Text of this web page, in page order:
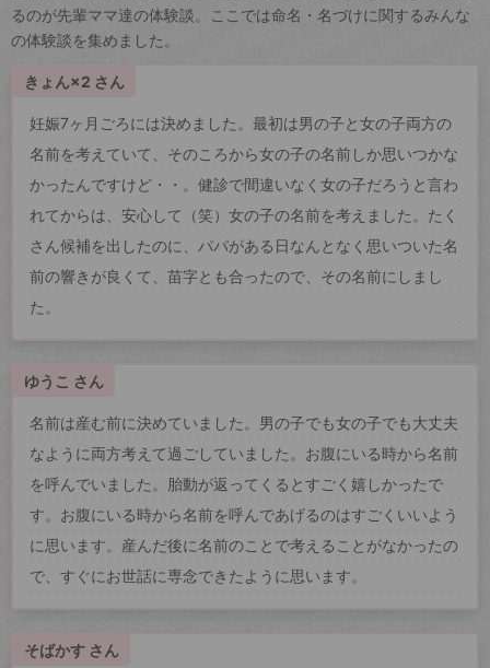
るのが先輩ママ達の体験談。ここでは命名・名づけに関するみんな
の体験談を集めました。
きょん×2 さん
妊娠7ヶ月ごろには決めました。最初は男の子と女の子両方の
名前を考えていて、そのころから女の子の名前しか思いつかな
かったんですけど・・。健診で間違いなく女の子だろうと言わ
れてからは、安心して（笑）女の子の名前を考えました。たく
さん候補を出したのに、パパがある日なんとなく思いついた名
前の響きが良くて、苗字とも合ったので、その名前にしまし
た。
ゆうこ さん
名前は産む前に決めていました。男の子でも女の子でも大丈夫
なように両方考えて過ごしていました。お腹にいる時から名前
を呼んでいました。胎動が返ってくるとすごく嬉しかったで
す。お腹にいる時から名前を呼んであげるのはすごくいいよう
に思います。産んだ後に名前のことで考えることがなかったの
で、すぐにお世話に専念できたように思います。
そばかす さん